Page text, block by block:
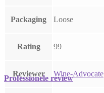
Packaging Loose
Rating 99
Reviewer Wine-Advocate
Professionele review